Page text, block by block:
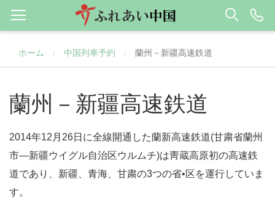
ホーム / 中国列車予約 / 蘭州－新疆高速鉄道
蘭州－新疆高速鉄道
2014年12月26日に全線開通した蘭新高速鉄道(甘粛省蘭州
市―新疆ウイグル自治区ウルムチ)は靑蔵高原初の高速鉄
道であり、新疆、青海、甘粛の3つの省•区を運行していま
す。